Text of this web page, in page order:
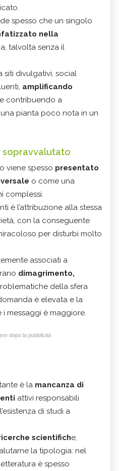
spesso che un singolo
nella
talvolta senza il
siti divulgativi, social
amplificando
contribuendo a
pianta poco nota in un
sopravvalutato
viene spesso presentato
o come una
complessi.
è l’attribuzione alla stessa
con la conseguente
per disturbi molto
associati a
dimagrimento,
della sfera
è elevata e la
messaggi è maggiore.
dopo la pubblicità
è la mancanza di
attivi responsabili
di studi a
scientifiche,
la tipologia: nel
è spesso